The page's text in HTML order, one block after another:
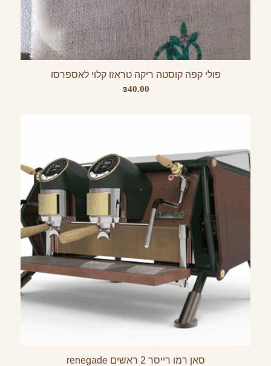
פולי קפה קוסטה ריקה טראזו קלוי לאספרסו
₪40.00
סאן רמו רייסר 2 ראשים renegade